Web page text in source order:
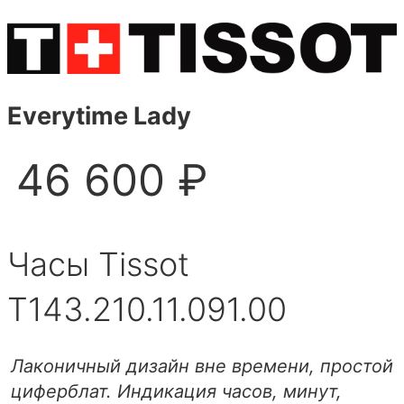
Everytime Lady
46 600 ₽
Часы Tissot
T143.210.11.091.00
Лаконичный дизайн вне времени, простой
циферблат. Индикация часов, минут,